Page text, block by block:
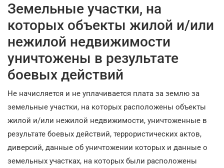
Земельные участки, на
которых объекты жилой и/или
нежилой недвижимости
уничтожены в результате
боевых действий
Не начисляется и не уплачивается плата за землю за
земельные участки, на которых расположены объекты
жилой и/или нежилой недвижимости, уничтоженные в
результате боевых действий, террористических актов,
диверсий, данные об уничтожении которых и данные о
земельных участках, на которых были расположены